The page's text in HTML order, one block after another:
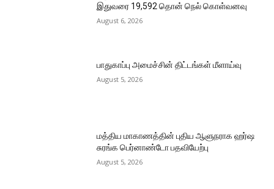
இதுவரை 19,592 தொன் நெல் கொள்வனவு
August 6, 2026
பாதுகாப்பு அமைச்சின் திட்டங்கள் மீளாய்வு
August 5, 2026
மத்திய மாகாணத்தின் புதிய ஆளுநராக ஹர்ஷ
சுரங்க பெர்னாண்டோ பதவியேற்பு
August 5, 2026